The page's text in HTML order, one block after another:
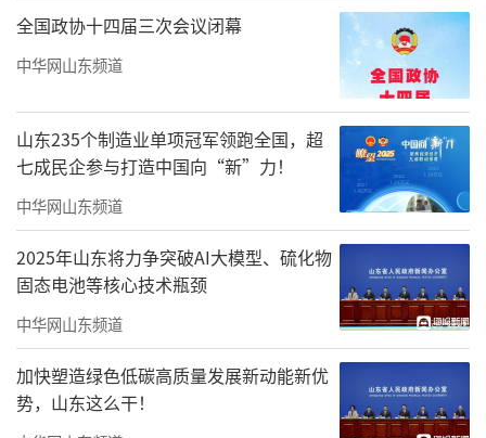
大会选举产生了第六届理事会、监事会及
领导班子。刘文伟连任主席，刘春潮、李冬
梅、何显标、陈希略、林洋、金凡、周晓楠、
常晓冰、梁倩婷（澳门）、张治华、薛建庆当
选副主席；周晓楠兼任秘书长；叶又绿、华
灵、刘建华、肖彭、张照云、陆璐、陈永金、
郑北森、黄永宏、靳雄步当选主席团成员。吴
齐、古锦其受聘为名誉主席。
近年来，珠海市美术家协会广大会员认真
学习贯彻落实习近平新时代中国特色社会主义
思想，在广东省美术家协会、中共珠海市委宣
传部、珠海市文学艺术界联合会的坚强领导
全国政协十四届三次会议闭幕
中华网山东频道
山东235个制造业单项冠军领跑全国，超
七成民企参与打造中国向“新”力！
中华网山东频道
2025年山东将力争突破AI大模型、硫化物
固态电池等核心技术瓶颈
中华网山东频道
加快塑造绿色低碳高质量发展新动能新优
势，山东这么干！